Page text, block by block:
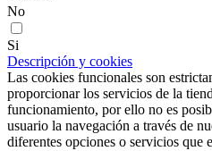
No
Si
Descripción y cookies
Las cookies funcionales son
proporcionar los servicios de la
funcionamiento, por ello no es
usuario la navegación a través de
diferentes opciones o servicios que